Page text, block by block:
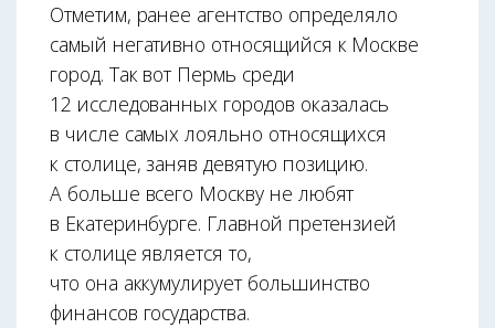
Отметим, ранее агентство определяло
самый негативно относящийся к Москве
город. Так вот Пермь среди
12 исследованных городов оказалась
в числе самых лояльно относящихся
к столице, заняв девятую позицию.
А больше всего Москву не любят
в Екатеринбурге. Главной претензией
к столице является то,
что она аккумулирует большинство
финансов государства.